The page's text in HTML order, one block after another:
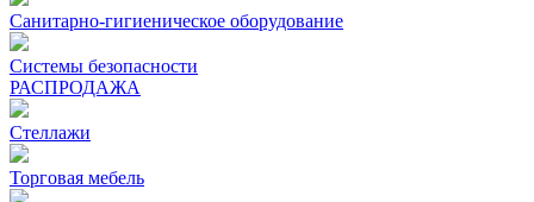
Санитарно-гигиеническое оборудование
Системы безопасности
РАСПРОДАЖА
Стеллажи
Торговая мебель